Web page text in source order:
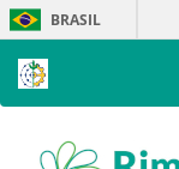
Skip
navigation
BRASIL